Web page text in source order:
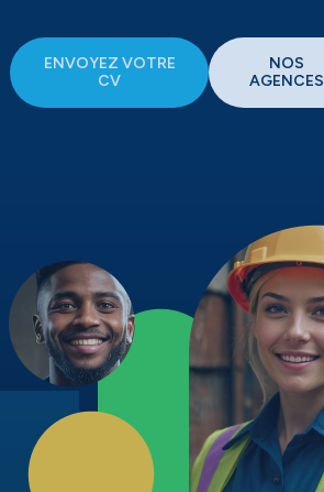
ENVOYEZ VOTRE
CV
NOS
AGENCES